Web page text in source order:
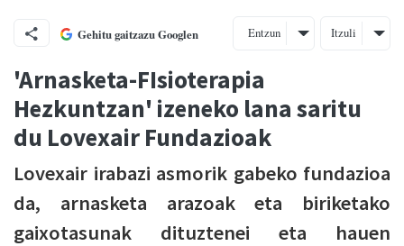
Gehitu gaitzazu Googlen Entzun Itzuli
'Arnasketa-FIsioterapia
Hezkuntzan' izeneko lana saritu
du Lovexair Fundazioak
Lovexair irabazi asmorik gabeko fundazioa
da, arnasketa arazoak eta biriketako
gaixotasunak dituztenei eta hauen